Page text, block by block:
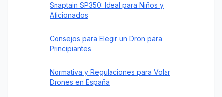
Snaptain SP350: Ideal para Niños y
Aficionados
Consejos para Elegir un Dron para
Principiantes
Normativa y Regulaciones para Volar
Drones en España